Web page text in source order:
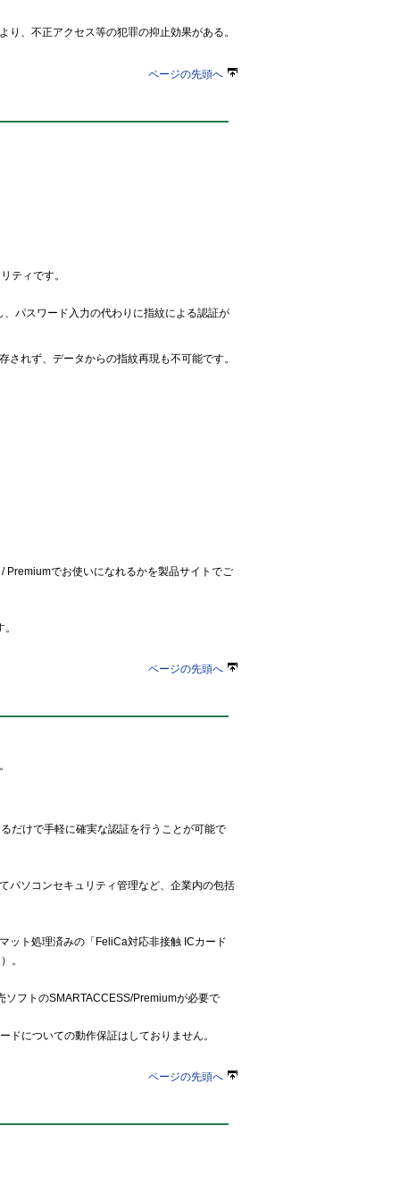
、不正アクセス等の犯罪の抑止効果がある。
ページの先頭へ
ティです。
パスワード入力の代わりに指紋による認証が
れず、データからの指紋再現も不可能です。
Premiumでお使いになれるかを製品サイトでご
ページの先頭へ
だけで手軽に確実な認証を行うことが可能で
パソコンセキュリティ管理など、企業内の包括
ット処理済みの「FeliCa対応非接触 ICカード
。
フトのSMARTACCESS/Premiumが必要で
についての動作保証はしておりません。
ページの先頭へ